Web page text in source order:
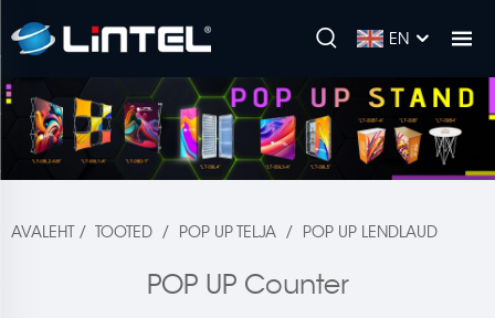
EN
AVALEHT/ TOOTED / POP UP TELJA / POP UP LENDLAUD
POP UP Counter